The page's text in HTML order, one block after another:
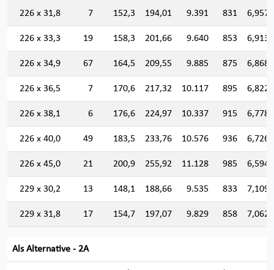
226 x 31,8 7 152,3 194,01 9.391 831 6,957
226 x 33,3 19 158,3 201,66 9.640 853 6,913
226 x 34,9 67 164,5 209,55 9.885 875 6,868
226 x 36,5 7 170,6 217,32 10.117 895 6,822
226 x 38,1 6 176,6 224,97 10.337 915 6,778
226 x 40,0 49 183,5 233,76 10.576 936 6,726
226 x 45,0 21 200,9 255,92 11.128 985 6,594
229 x 30,2 13 148,1 188,66 9.535 833 7,109
229 x 31,8 17 154,7 197,07 9.829 858 7,062
Als Alternative - 2A